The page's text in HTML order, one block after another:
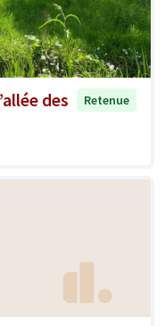
des
Retenue